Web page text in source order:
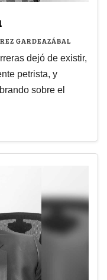
GARDEAZÁBAL
dejó de existir,
petrista, y
sobre el